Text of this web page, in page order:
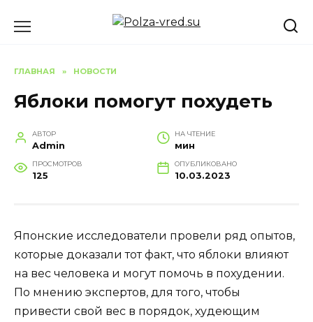
ГЛАВНАЯ » НОВОСТИ
Яблоки помогут похудеть
АВТОР
Admin
НА ЧТЕНИЕ
мин
ПРОСМОТРОВ
125
ОПУБЛИКОВАНО
10.03.2023
Японские исследователи провели ряд опытов,
которые доказали тот факт, что яблоки влияют
на вес человека и могут помочь в похудении.
По мнению экспертов, для того, чтобы
привести свой вес в порядок, худеющим